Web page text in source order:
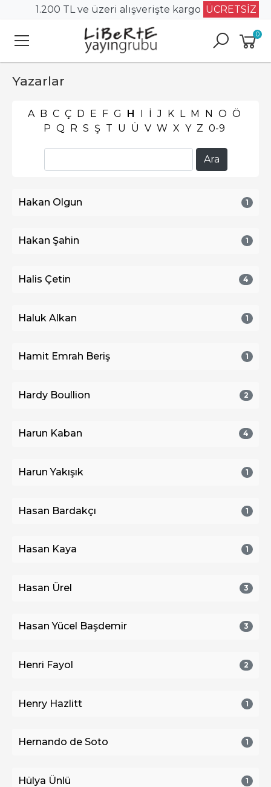
1.200 TL ve üzeri alışverişte kargo ÜCRETSİZ
0
Yazarlar
A B C Ç D E F G H I İ J K L M N O Ö
P Q R S Ş T U Ü V W X Y Z 0-9
Hakan Olgun 1
Hakan Şahin 1
Halis Çetin 4
Haluk Alkan 1
Hamit Emrah Beriş 1
Hardy Boullion 2
Harun Kaban 4
Harun Yakışık 1
Hasan Bardakçı 1
Hasan Kaya 1
Hasan Ürel 3
Hasan Yücel Başdemir 3
Henri Fayol 2
Henry Hazlitt 1
Hernando de Soto 1
Hülya Ünlü 1